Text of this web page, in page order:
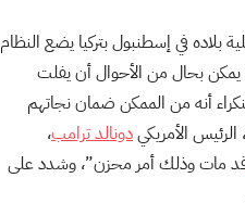
في إسطنبول بتركيا يضع النظام
يمكن بحال من الأحوال أن يفلت
أنه من الممكن ضمان نجاتهم
الأمريكيدونالد ترامب،
مات وذلك أمر محزن”، وشدد على